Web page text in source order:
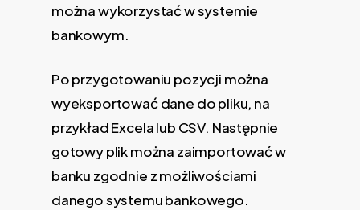
można wykorzystać w systemie
bankowym.
Po przygotowaniu pozycji można
wyeksportować dane do pliku, na
przykład Excela lub CSV. Następnie
gotowy plik można zaimportować w
banku zgodnie z możliwościami
danego systemu bankowego.